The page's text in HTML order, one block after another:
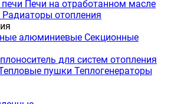
Печи на отработанном масле
Радиаторы отопления
алюминиевые Секционные
для систем отопления
пушки Теплогенераторы